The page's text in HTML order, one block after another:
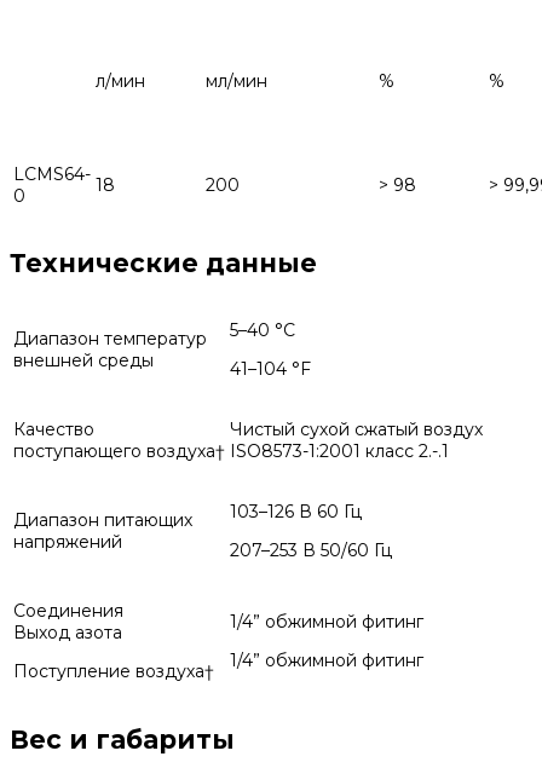
л/мин мл/мин % %
LCMS64-
0
18 200 > 98 >
Технические данные
Диапазон температур
внешней среды
5–40 °C
41–104 °F
Качество
поступающего воздуха†
Чистый сухой сжатый воздух
ISO8573-1:2001 класс 2.-.1
Диапазон питающих
напряжений
103–126 В 60 Гц
207–253 В 50/60 Гц
Соединения
Выход азота
Поступление воздуха†
1/4” обжимной фитинг
1/4” обжимной фитинг
Вес и габариты